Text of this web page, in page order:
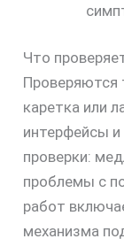
Что
Проверяются
каретка или
интерфейсы и
проверки:
проблемы с
работ
механизма